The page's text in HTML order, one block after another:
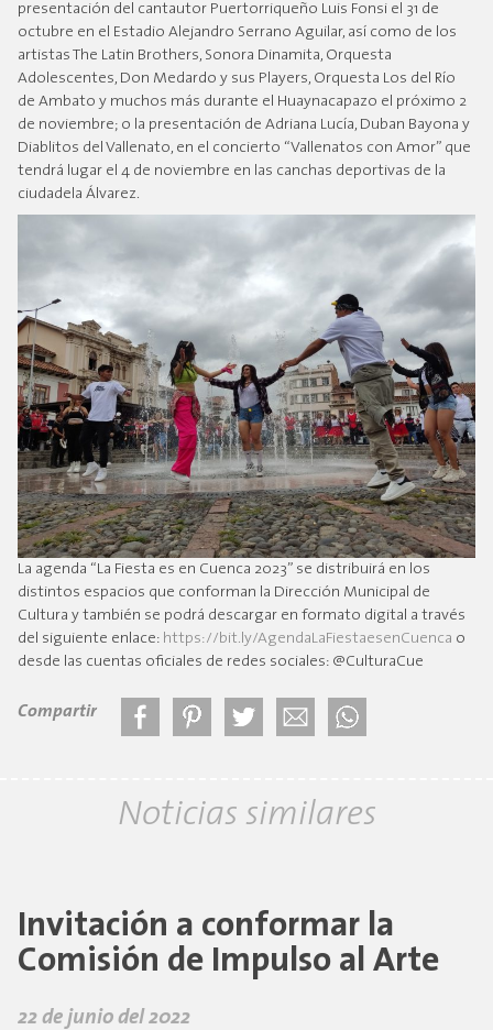
presentación del cantautor Puertorriqueño Luis Fonsi el 31 de
octubre en el Estadio Alejandro Serrano Aguilar, así como de los
artistas The Latin Brothers, Sonora Dinamita, Orquesta
Adolescentes, Don Medardo y sus Players, Orquesta Los del Río
de Ambato y muchos más durante el Huaynacapazo el próximo 2
de noviembre; o la presentación de Adriana Lucía, Duban Bayona y
Diablitos del Vallenato, en el concierto “Vallenatos con Amor” que
tendrá lugar el 4 de noviembre en las canchas deportivas de la
ciudadela Álvarez.
La agenda “La Fiesta es en Cuenca 2023” se distribuirá en los
distintos espacios que conforman la Dirección Municipal de
Cultura y también se podrá descargar en formato digital a través
del siguiente enlace: https://bit.ly/AgendaLaFiestaesenCuenca o
desde las cuentas oficiales de redes sociales: @CulturaCue
Compartir
Noticias similares
Invitación a conformar la
Comisión de Impulso al Arte
22 de junio del 2022